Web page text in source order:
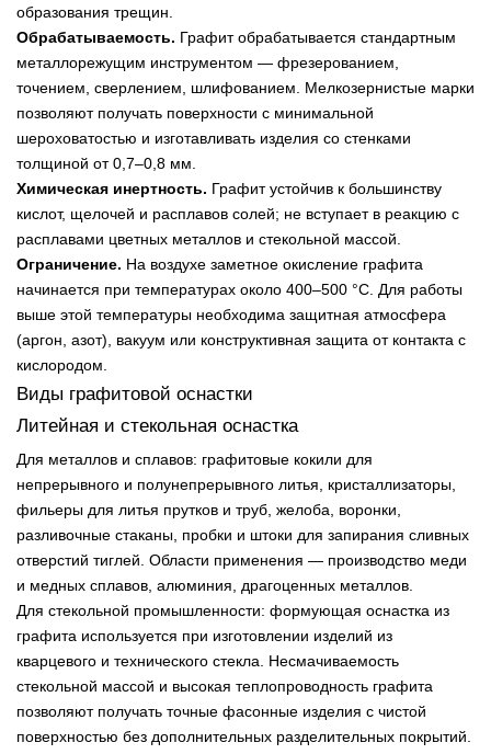
образования трещин.
Обрабатываемость. Графит обрабатывается стандартным
металлорежущим инструментом — фрезерованием,
точением, сверлением, шлифованием. Мелкозернистые марки
позволяют получать поверхности с минимальной
шероховатостью и изготавливать изделия со стенками
толщиной от 0,7–0,8 мм.
Химическая инертность. Графит устойчив к большинству
кислот, щелочей и расплавов солей; не вступает в реакцию с
расплавами цветных металлов и стекольной массой.
Ограничение. На воздухе заметное окисление графита
начинается при температурах около 400–500 °С. Для работы
выше этой температуры необходима защитная атмосфера
(аргон, азот), вакуум или конструктивная защита от контакта с
кислородом.
Виды графитовой оснастки
Литейная и стекольная оснастка
Для металлов и сплавов: графитовые кокили для
непрерывного и полунепрерывного литья, кристаллизаторы,
фильеры для литья прутков и труб, желоба, воронки,
разливочные стаканы, пробки и штоки для запирания сливных
отверстий тиглей. Области применения — производство меди
и медных сплавов, алюминия, драгоценных металлов.
Для стекольной промышленности: формующая оснастка из
графита используется при изготовлении изделий из
кварцевого и технического стекла. Несмачиваемость
стекольной массой и высокая теплопроводность графита
позволяют получать точные фасонные изделия с чистой
поверхностью без дополнительных разделительных покрытий.